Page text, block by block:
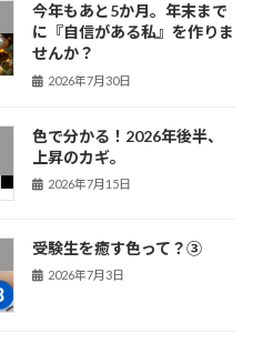
今年もあと5か月。年末まで
に『自信がある私』を作りま
せんか？
2026年7月30日
色で分かる！2026年後半、
上昇のカギ。
2026年7月15日
受験生を癒す色って？③
2026年7月3日